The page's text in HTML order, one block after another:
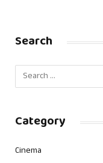
Search
Category
Cinema